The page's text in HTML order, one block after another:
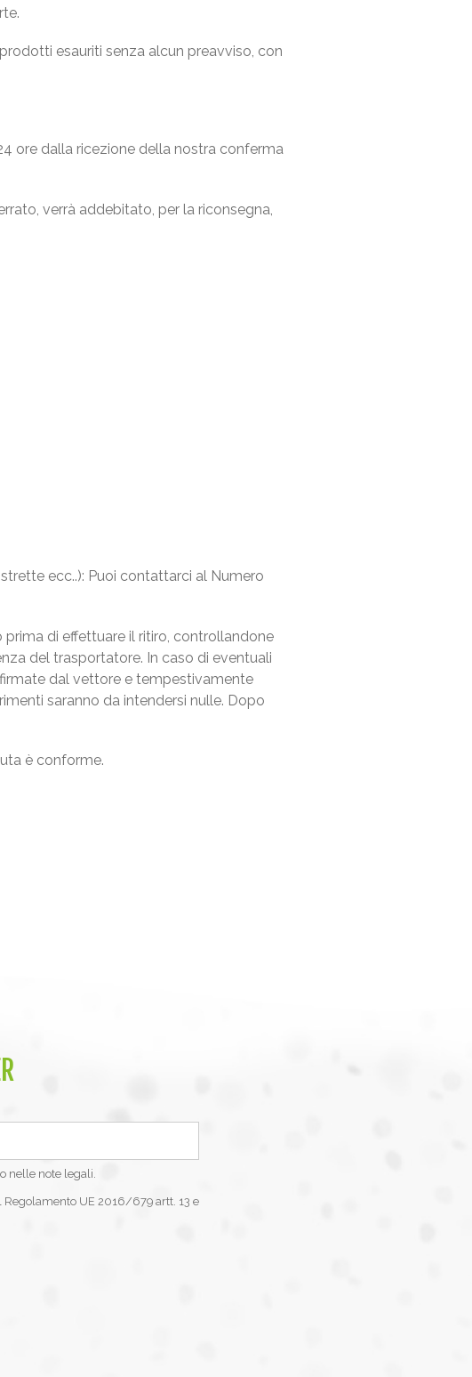
esauriti senza alcun preavviso, con
ore dalla ricezione della nostra conferma
verrà addebitato, per la riconsegna,
ecc..): Puoi contattarci al Numero
prima di effettuare il ritiro, controllandone
del trasportatore. In caso di eventuali
dal vettore e tempestivamente
saranno da intendersi nulle. Dopo
è conforme.
nelle note legali.
UE 2016/679 artt. 13 e